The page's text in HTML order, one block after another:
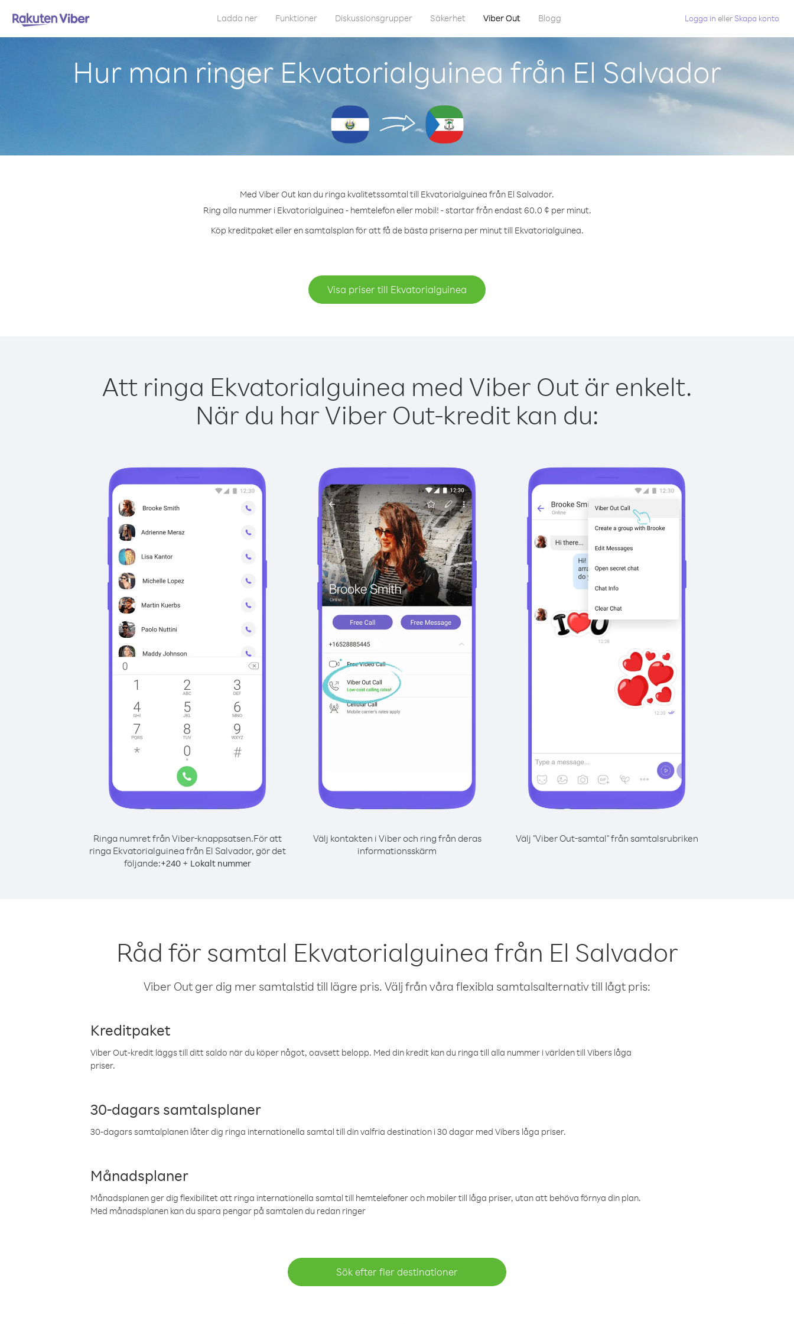
Ladda ner Funktioner Diskussionsgrupper Säkerhet Viber Out Blogg Logga in eller Skapa konto
Hur man ringer Ekvatorialguinea från El Salvador
Med Viber Out kan du ringa kvalitetssamtal till Ekvatorialguinea från El Salvador.
Ring alla nummer i Ekvatorialguinea - hemtelefon eller mobil! - startar från endast 60.0 ¢ per minut.
Köp kreditpaket eller en samtalsplan för att få de bästa priserna per minut till Ekvatorialguinea.
Visa priser till Ekvatorialguinea
Att ringa Ekvatorialguinea med Viber Out är enkelt.
När du har Viber Out-kredit kan du:
Ringa numret från Viber-knappsatsen.För att
ringa Ekvatorialguinea från El Salvador, gör det
följande:+240+ Lokalt nummer
Välj kontakten i Viber och ring från deras
informationsskärm
Välj "Viber Out-samtal" från samtalsrubriken
Råd för samtal Ekvatorialguinea från El Salvador
Viber Out ger dig mer samtalstid till lägre pris. Välj från våra flexibla samtalsalternativ till lågt pris:
Kreditpaket
Viber Out-kredit läggs till ditt saldo när du köper något, oavsett belopp. Med din kredit kan du ringa till alla nummer i världen till Vibers låga
priser.
30-dagars samtalsplaner
30-dagars samtalplanen låter dig ringa internationella samtal till din valfria destination i 30 dagar med Vibers låga priser.
Månadsplaner
Månadsplanen ger dig flexibilitet att ringa internationella samtal till hemtelefoner och mobiler till låga priser, utan att behöva förnya din plan.
Med månadsplanen kan du spara pengar på samtalen du redan ringer
Sök efter fler destinationer